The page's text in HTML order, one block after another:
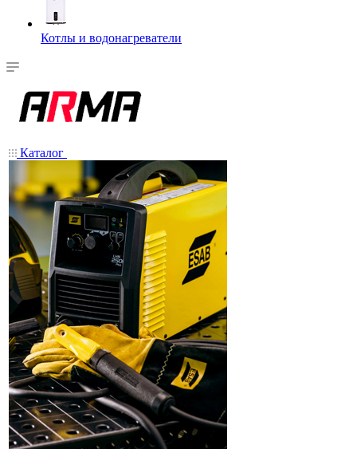
Котлы и водонагреватели
Каталог